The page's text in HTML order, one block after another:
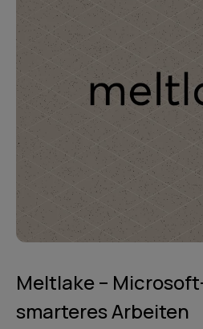
Meltlake –
smarteres Arbeiten